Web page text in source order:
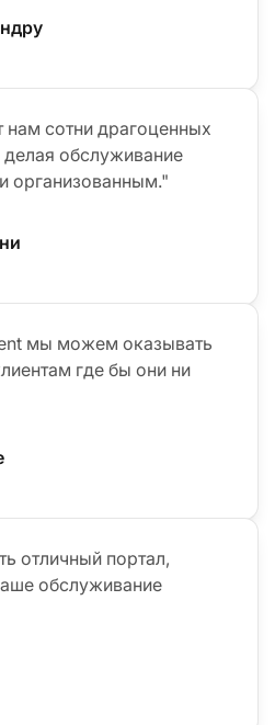
сотни драгоценных
обслуживание
организованным."
мы можем оказывать
где бы они ни
отличный портал,
обслуживание